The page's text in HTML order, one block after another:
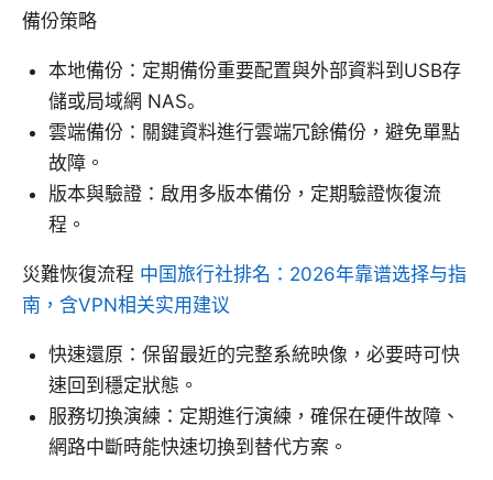
備份策略
本地備份：定期備份重要配置與外部資料到USB存
儲或局域網 NAS。
雲端備份：關鍵資料進行雲端冗餘備份，避免單點
故障。
版本與驗證：啟用多版本備份，定期驗證恢復流
程。
災難恢復流程 中国旅行社排名：2026年靠谱选择与指
南，含VPN相关实用建议
快速還原：保留最近的完整系統映像，必要時可快
速回到穩定狀態。
服務切換演練：定期進行演練，確保在硬件故障、
網路中斷時能快速切換到替代方案。